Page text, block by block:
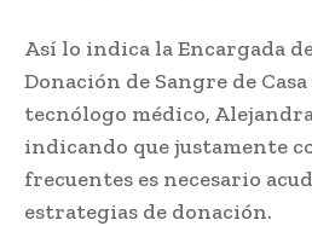
Así lo indica la Encargada
Donación de Sangre de
tecnólogo médico,
indicando que justamente
frecuentes es necesario
estrategias de donación.